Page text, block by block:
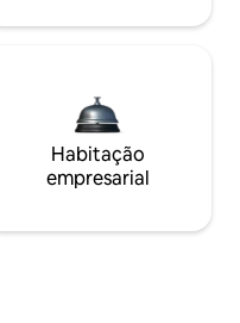
Habitação
empresarial